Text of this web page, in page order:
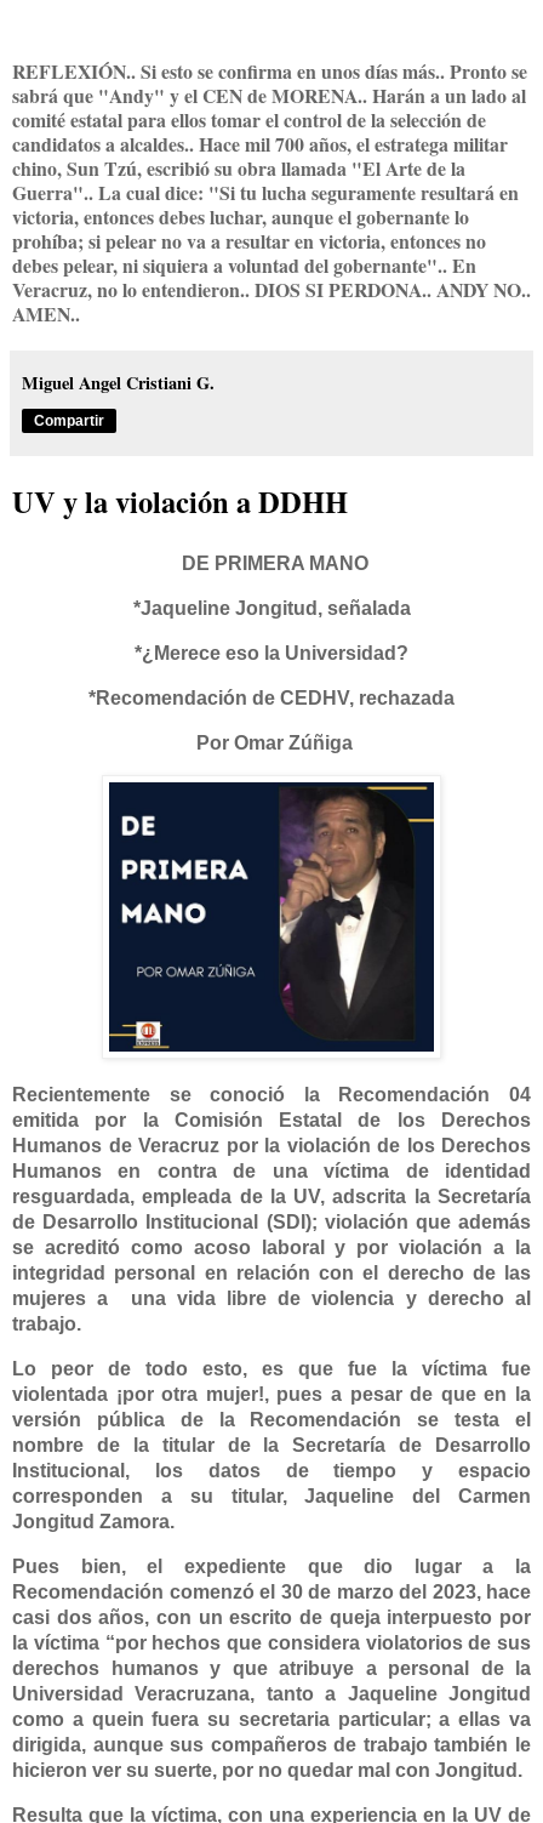
REFLEXIÓN.. Si esto se confirma en unos días más.. Pronto se
sabrá que "Andy" y el CEN de MORENA.. Harán a un lado al
comité estatal para ellos tomar el control de la selección de
candidatos a alcaldes.. Hace mil 700 años, el estratega militar
chino, Sun Tzú, escribió su obra llamada "El Arte de la
Guerra".. La cual dice: "Si tu lucha seguramente resultará en
victoria, entonces debes luchar, aunque el gobernante lo
prohíba; si pelear no va a resultar en victoria, entonces no
debes pelear, ni siquiera a voluntad del gobernante".. En
Veracruz, no lo entendieron.. DIOS SI PERDONA.. ANDY NO..
AMEN..
Miguel Angel Cristiani G.
Compartir
UV y la violación a DDHH
DE PRIMERA MANO
*Jaqueline Jongitud, señalada
*¿Merece eso la Universidad?
*Recomendación de CEDHV, rechazada
Por Omar Zúñiga
Recientemente se conoció la Recomendación 04
emitida por la Comisión Estatal de los Derechos
Humanos de Veracruz por la violación de los Derechos
Humanos en contra de una víctima de identidad
resguardada, empleada de la UV, adscrita la Secretaría
de Desarrollo Institucional (SDI); violación que además
se acreditó como acoso laboral y por violación a la
integridad personal en relación con el derecho de las
mujeres a
una vida libre de violencia y derecho al
trabajo.
Lo peor de todo esto, es que fue la víctima fue
violentada ¡por otra mujer!, pues a pesar de que en la
versión pública de la Recomendación se testa el
nombre de la titular de la Secretaría de Desarrollo
Institucional, los datos de tiempo y espacio
corresponden a su titular,Jaqueline del Carmen
Jongitud Zamora.
Pues bien, el expediente que dio lugar a la
Recomendación comenzó el 30 de marzo del 2023, hace
casi dos años, con un escrito de queja interpuesto por
la víctima “por hechos que considera violatorios de sus
derechos humanos y que atribuye a personal de la
Universidad Veracruzana, tanto a Jaqueline Jongitud
como a quein fuera su secretaria particular; a ellas va
dirigida, aunque sus compañeros de trabajo también le
hicieron ver su suerte, por no quedar mal con Jongitud.
Resulta que la víctima, con una experiencia en la UV de